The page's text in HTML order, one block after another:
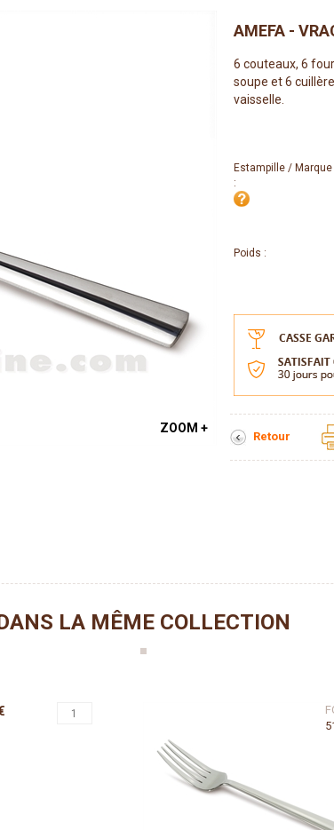
ZOOM +
AMEFA -
6 couteaux, 6
soupe et 6
vaisselle.
Estampille / Marque
:
Poids :
Retour
LA MÊME COLLECTION